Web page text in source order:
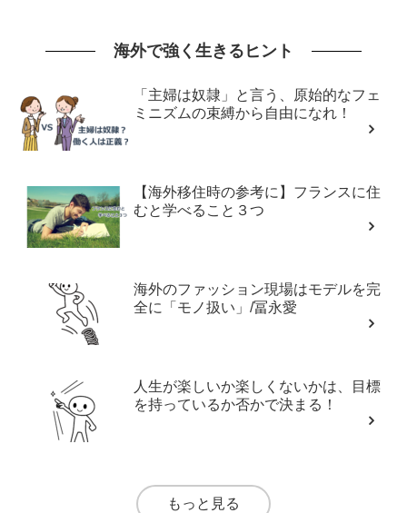
海外で強く生きるヒント
「主婦は奴隷」と言う、原始的なフェ
ミニズムの束縛から自由になれ！
【海外移住時の参考に】フランスに住
むと学べること３つ
海外のファッション現場はモデルを完
全に「モノ扱い」/冨永愛
人生が楽しいか楽しくないかは、目標
を持っているか否かで決まる！
もっと見る